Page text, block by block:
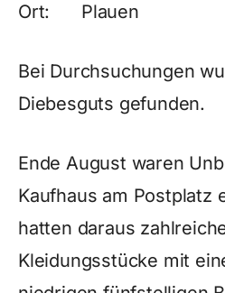
Ort: Plauen
Bei Durchsuchungen
Diebesguts gefunden.
Ende August waren
Kaufhaus am Postplatz
hatten daraus
Kleidungsstücke mit